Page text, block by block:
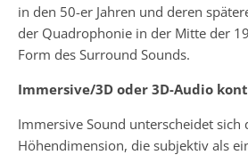
in den 50-er Jahren und deren
der Quadrophonie in der Mitte der
Form des Surround Sounds.
Immersive/3D oder 3D-Audio
Immersive Sound unterscheidet sich
Höhendimension, die subjektiv als